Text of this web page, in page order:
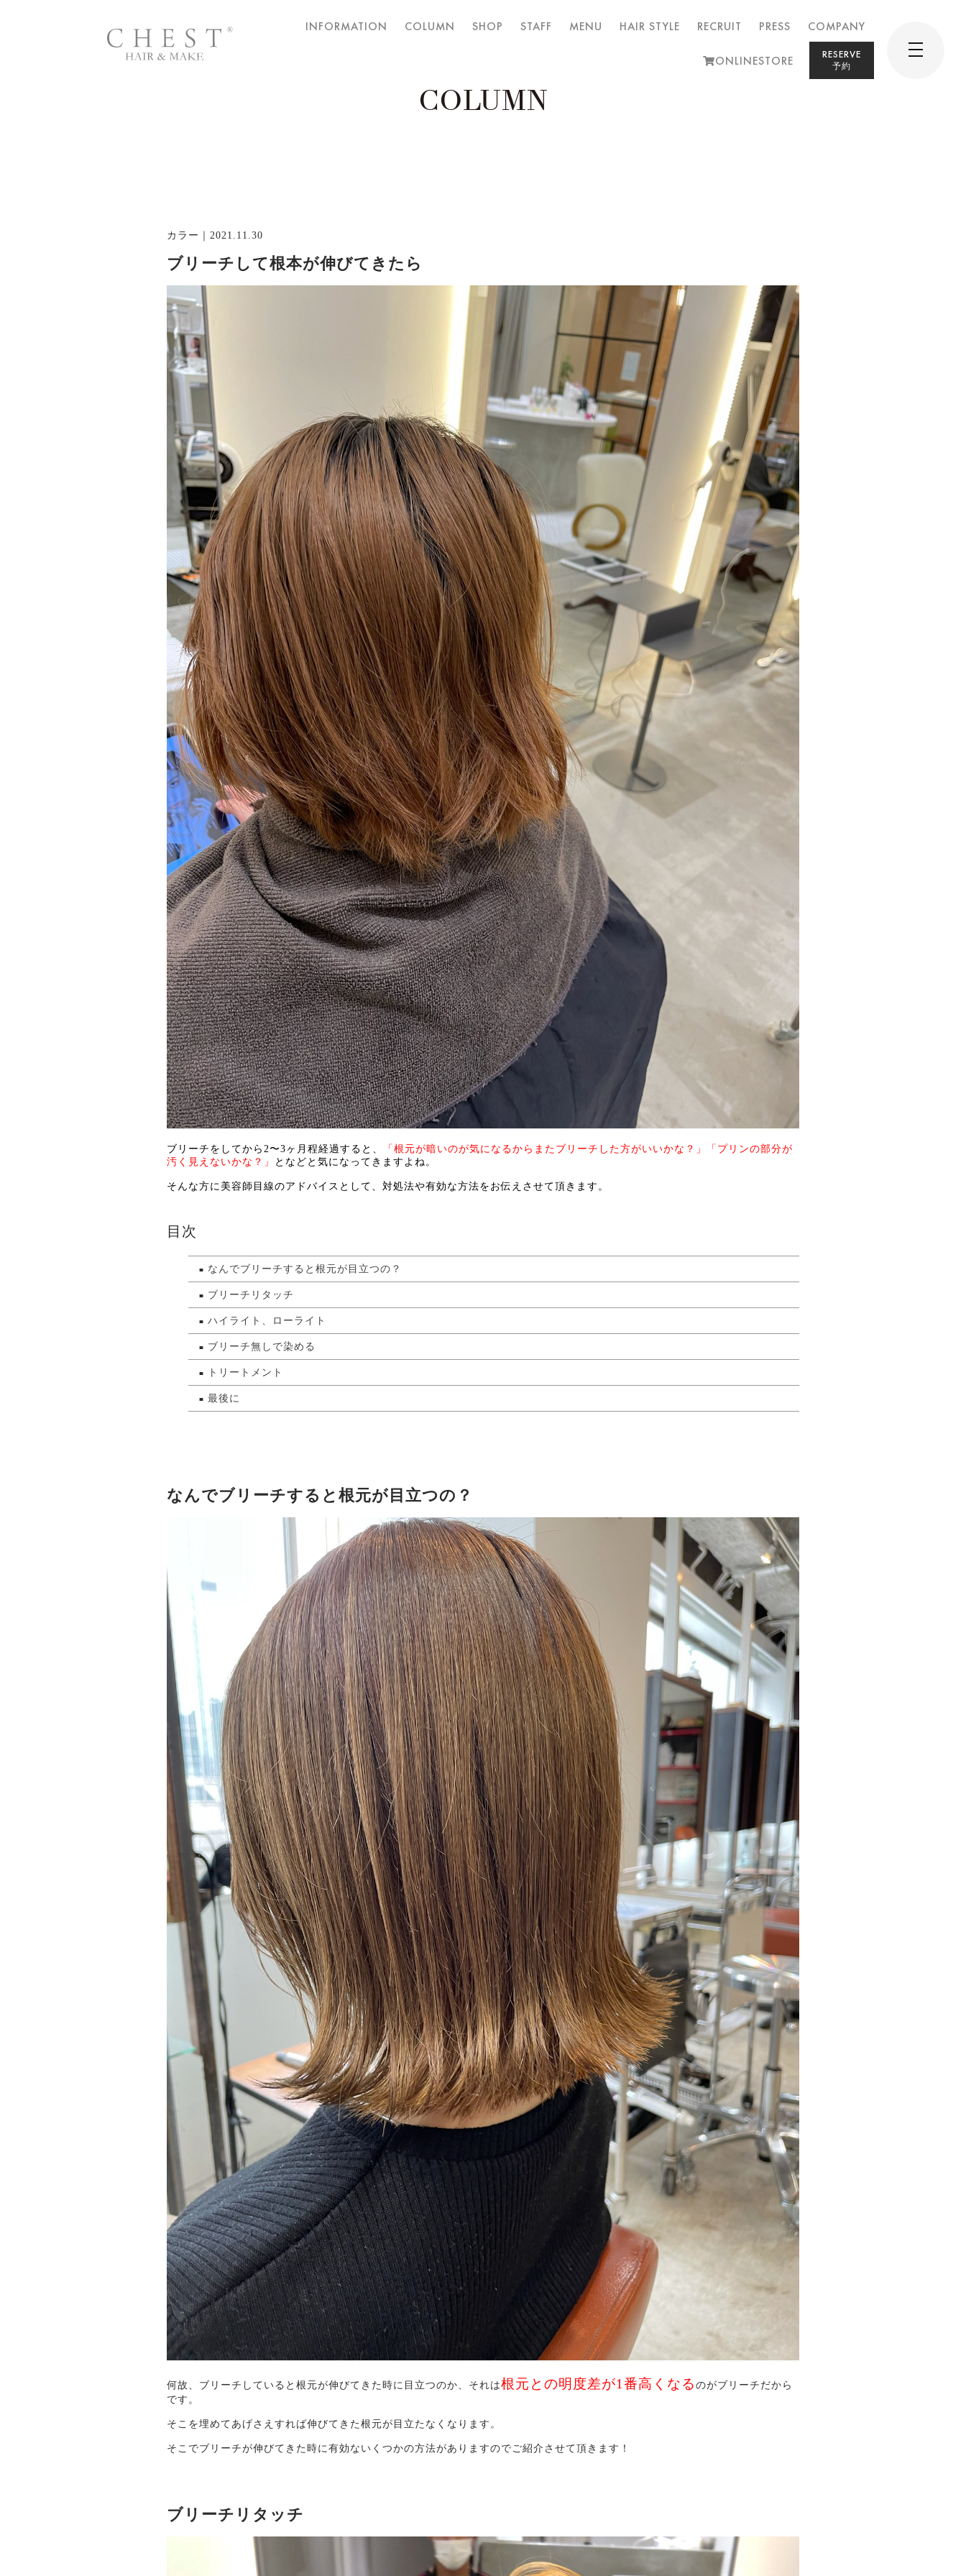
INFORMATION COLUMN SHOP STAFF MENU HAIR STYLE RECRUIT PRESS COMPANY
ONLINESTORE
RESERVE
予約
COLUMN
カラー ｜2021.11.30
ブリーチして根本が伸びてきたら
ブリーチをしてから2〜3ヶ月程経過すると、
「根元が暗いのが気になるからまたブリーチした方がいいかな？」「プリンの部分が
汚く見えないかな？」
となどと気になってきますよね。
そんな方に美容師目線のアドバイスとして、対処法や有効な方法をお伝えさせて頂きます。
目次
なんでブリーチすると根元が目立つの？
ブリーチリタッチ
ハイライト、ローライト
ブリーチ無しで染める
トリートメント
最後に
なんでブリーチすると根元が目立つの？
何故、ブリーチしていると根元が伸びてきた時に目立つのか、それは根元との明度差が1番高くなる のがブリーチだから
です。
そこを埋めてあげさえすれば伸びてきた根元が目立たなくなります。
そこでブリーチが伸びてきた時に有効ないくつかの方法がありますのでご紹介させて頂きます！
ブリーチリタッチ